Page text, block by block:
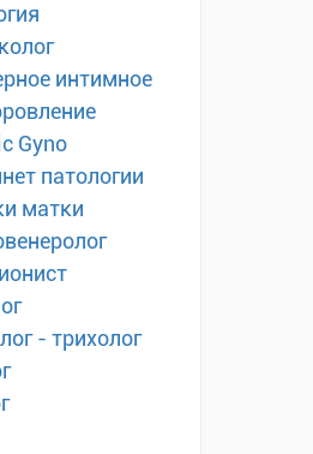
интимное
Gyno
патологии
матки
- трихолог